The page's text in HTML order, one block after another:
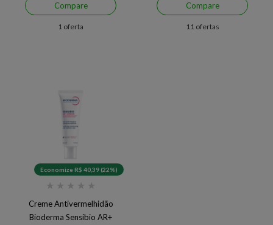
Compare
1 oferta
Compare
11 ofertas
Economize R$ 40,39 (22%)
★ ★ ★ ★ ★
Creme Antivermelhidão
Bioderma Sensibio AR+